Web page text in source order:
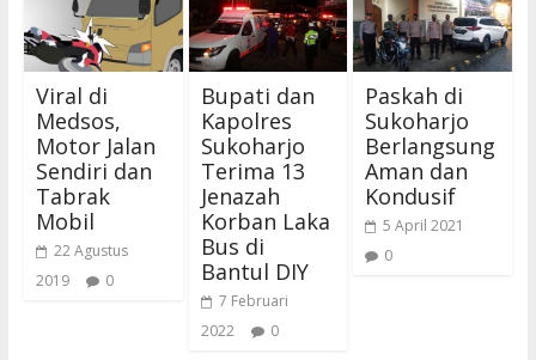
Viral di
Medsos,
Motor Jalan
Sendiri dan
Tabrak
Mobil
22 Agustus
2019
0
Bupati dan
Kapolres
Sukoharjo
Terima 13
Jenazah
Korban Laka
Bus di
Bantul DIY
7 Februari
2022
0
Paskah di
Sukoharjo
Berlangsung
Aman dan
Kondusif
5 April 2021
0